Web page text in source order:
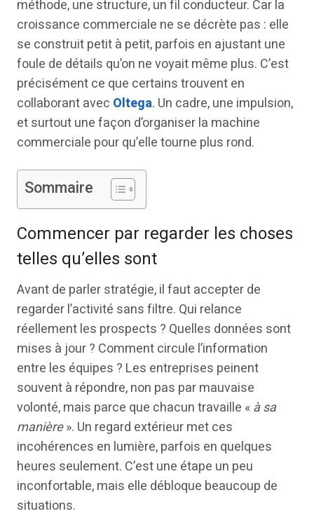
méthode, une structure, un fil conducteur. Car la
croissance commerciale ne se décrète pas : elle
se construit petit à petit, parfois en ajustant une
foule de détails qu’on ne voyait même plus. C’est
précisément ce que certains trouvent en
collaborant avec Oltega. Un cadre, une impulsion,
et surtout une façon d’organiser la machine
commerciale pour qu’elle tourne plus rond.
Sommaire
Commencer par regarder les choses
telles qu’elles sont
Avant de parler stratégie, il faut accepter de
regarder l’activité sans filtre. Qui relance
réellement les prospects ? Quelles données sont
mises à jour ? Comment circule l’information
entre les équipes ? Les entreprises peinent
souvent à répondre, non pas par mauvaise
volonté, mais parce que chacun travaille «à sa
manière». Un regard extérieur met ces
incohérences en lumière, parfois en quelques
heures seulement. C’est une étape un peu
inconfortable, mais elle débloque beaucoup de
situations.